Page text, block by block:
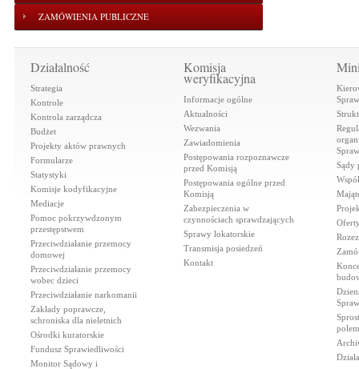
ZAMÓWIENIA PUBLICZNE
Działalność
Strategia
Kontrole
Kontrola zarządcza
Budżet
Projekty aktów prawnych
Formularze
Statystyki
Komisje kodyfikacyjne
Mediacje
Pomoc pokrzywdzonym
przestępstwem
Przeciwdziałanie przemocy
domowej
Przeciwdziałanie przemocy
wobec dzieci
Przeciwdziałanie narkomanii
Zakłady poprawcze,
schroniska dla nieletnich
Ośrodki kuratorskie
Fundusz Sprawiedliwości
Monitor Sądowy i
Komisja
weryfikacyjna
Informacje ogólne
Aktualności
Wezwania
Zawiadomienia
Postępowania rozpoznawcze
przed Komisją
Postępowania ogólne przed
Komisją
Zabezpieczenia w
czynnościach sprawdzających
Sprawy lokatorskie
Transmisja posiedzeń
Kontakt
Sądy